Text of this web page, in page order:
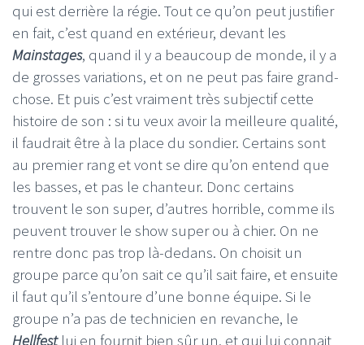
qui est derrière la régie. Tout ce qu’on peut justifier
en fait, c’est quand en extérieur, devant les
Mainstages, quand il y a beaucoup de monde, il y a
de grosses variations, et on ne peut pas faire grand-
chose. Et puis c’est vraiment très subjectif cette
histoire de son : si tu veux avoir la meilleure qualité,
il faudrait être à la place du sondier. Certains sont
au premier rang et vont se dire qu’on entend que
les basses, et pas le chanteur. Donc certains
trouvent le son super, d’autres horrible, comme ils
peuvent trouver le show super ou à chier. On ne
rentre donc pas trop là-dedans. On choisit un
groupe parce qu’on sait ce qu’il sait faire, et ensuite
il faut qu’il s’entoure d’une bonne équipe. Si le
groupe n’a pas de technicien en revanche, le
Hellfest lui en fournit bien sûr un, et qui lui connait